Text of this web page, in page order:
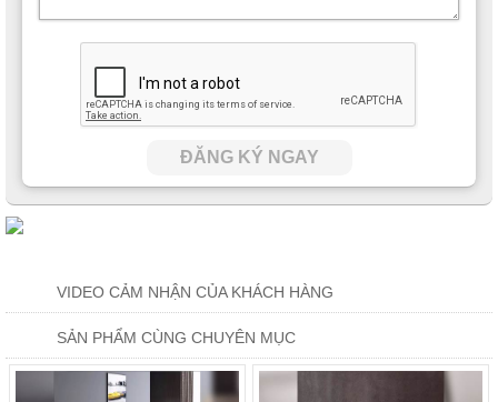
ĐĂNG KÝ NGAY
VIDEO CẢM NHẬN CỦA KHÁCH HÀNG
SẢN PHẨM CÙNG CHUYÊN MỤC